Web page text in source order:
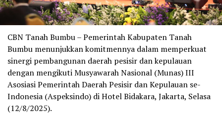
CBN Tanah Bumbu – Pemerintah Kabupaten Tanah
Bumbu menunjukkan komitmennya dalam memperkuat
sinergi pembangunan daerah pesisir dan kepulauan
dengan mengikuti Musyawarah Nasional (Munas) III
Asosiasi Pemerintah Daerah Pesisir dan Kepulauan se-
Indonesia (Aspeksindo) di Hotel Bidakara, Jakarta, Selasa
(12/8/2025).